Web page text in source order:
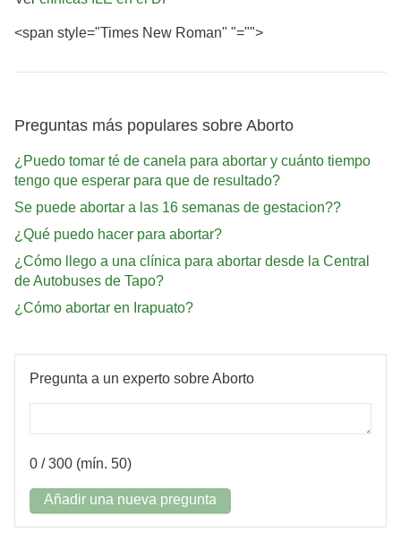
<span style="Times New Roman" "="">
Preguntas más populares sobre Aborto
¿Puedo tomar té de canela para abortar y cuánto tiempo
tengo que esperar para que de resultado?
Se puede abortar a las 16 semanas de gestacion??
¿Qué puedo hacer para abortar?
¿Cómo llego a una clínica para abortar desde la Central
de Autobuses de Tapo?
¿Cómo abortar en Irapuato?
Pregunta a un experto sobre Aborto
0 / 300 (mín. 50)
Añadir una nueva pregunta